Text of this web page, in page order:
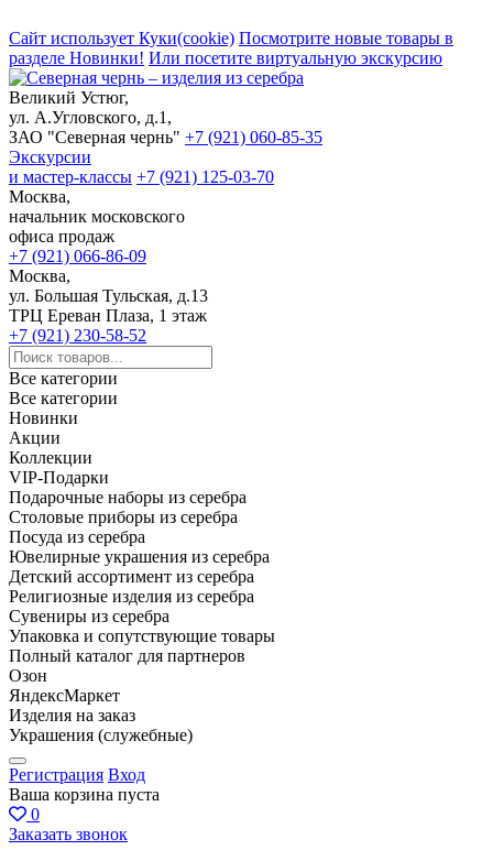
Сайт использует Куки(cookie) Посмотрите новые товары в
разделе Новинки! Или посетите виртуальную экскурсию
Великий Устюг,
ул. А.Угловского, д.1,
ЗАО "Северная чернь" +7 (921) 060-85-35
Экскурсии
и мастер-классы +7 (921) 125-03-70
Москва,
начальник московского
офиса продаж
+7 (921) 066-86-09
Москва,
ул. Большая Тульская, д.13
ТРЦ Ереван Плаза, 1 этаж
+7 (921) 230-58-52
Все категории
Все категории
Новинки
Акции
Коллекции
VIP-Подарки
Подарочные наборы из серебра
Столовые приборы из серебра
Посуда из серебра
Ювелирные украшения из серебра
Детский ассортимент из серебра
Религиозные изделия из серебра
Сувениры из серебра
Упаковка и сопутствующие товары
Полный каталог для партнеров
Озон
ЯндексМаркет
Изделия на заказ
Украшения (служебные)
Регистрация Вход
Ваша корзина пуста
0
Заказать звонок